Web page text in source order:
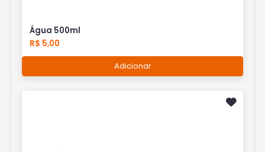
Água 500ml
R$ 5,00
Adicionar